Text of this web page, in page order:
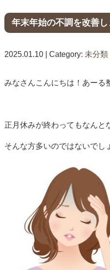
年末年始の不調を改善し
2025.01.10 | Category: 未分類
みなさんこんにちは！あーる
正月休みが終わってもなん
そんな方多いのではないでし